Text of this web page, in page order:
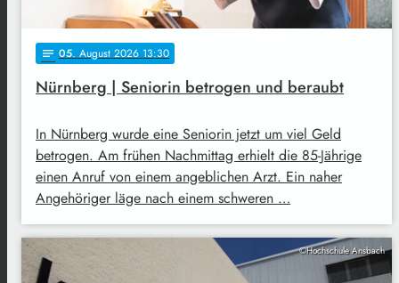
notes 05. August 2026 13:30
Nürnberg | Seniorin betrogen und beraubt
In Nürnberg wurde eine Seniorin jetzt um viel Geld
betrogen. Am frühen Nachmittag erhielt die 85-Jährige
einen Anruf von einem angeblichen Arzt. Ein naher
Angehöriger läge nach einem schweren …
©Hochschule Ansbach